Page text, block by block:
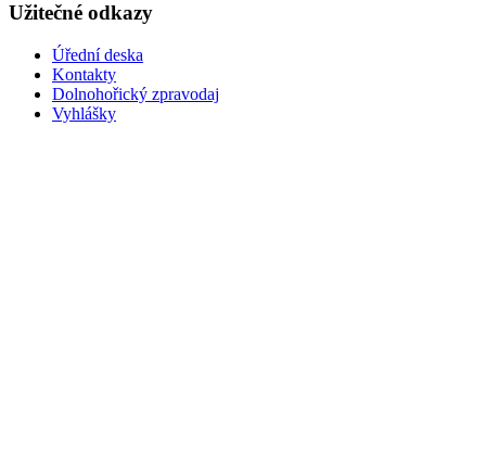
Užitečné odkazy
Úřední deska
Kontakty
Dolnohořický zpravodaj
Vyhlášky